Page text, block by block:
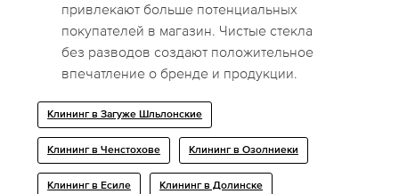
привлекают больше потенциальных
покупателей в магазин. Чистые стекла
без разводов создают положительное
впечатление о бренде и продукции.
Клининг в Загуже Шльлонские
Клининг в Ченстохове Клининг в Озолниеки
Клининг в Есиле Клининг в Долинске